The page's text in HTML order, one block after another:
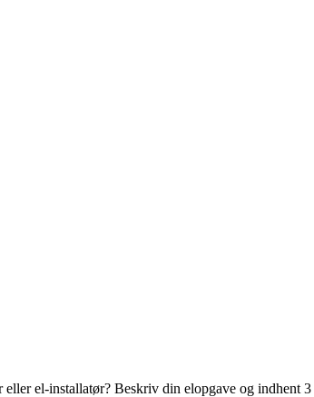
el-installatør? Beskriv din elopgave og indhent 3